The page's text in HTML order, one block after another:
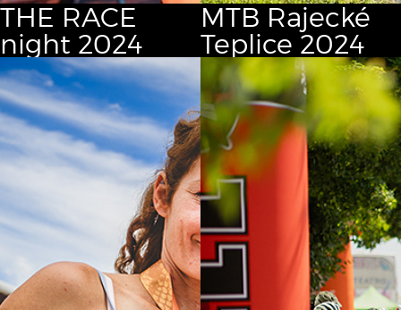
THE RACE
night 2024
MTB Rajecké
Teplice 2024